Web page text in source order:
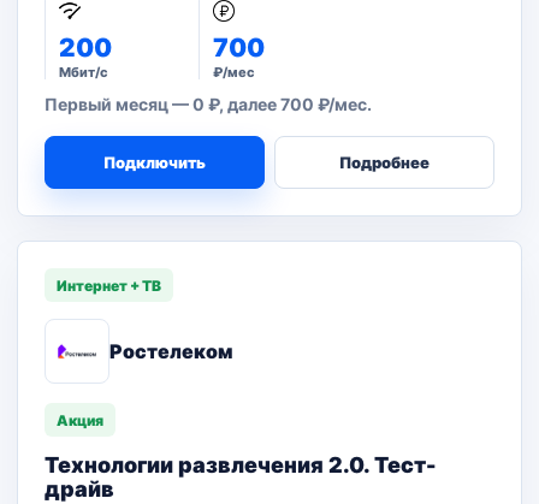
200
Мбит/с
700
₽/мес
Первый месяц — 0 ₽, далее 700 ₽/мес.
Подключить Подробнее
Интернет + ТВ
Ростелеком
Акция
Технологии развлечения 2.0. Тест-
драйв